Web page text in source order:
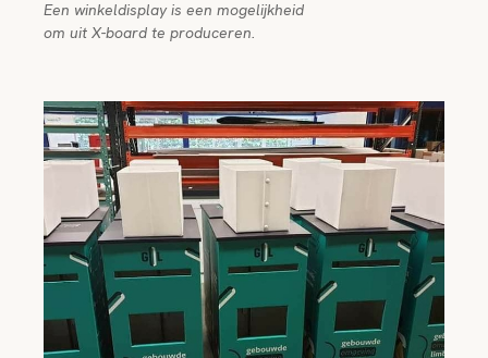
Een winkeldisplay is een mogelijkheid
om uit X-board te produceren.